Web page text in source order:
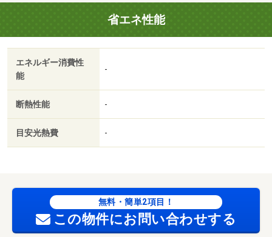
省エネ性能
エネルギー消費性
能
-
断熱性能 -
目安光熱費 -
無料・簡単2項目！
この物件にお問い合わせする